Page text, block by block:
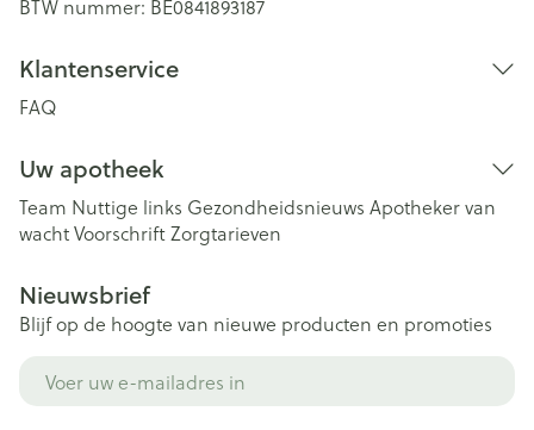
BTW nummer: BE0841893187
Klantenservice
FAQ
Uw apotheek
Team Nuttige links Gezondheidsnieuws Apotheker van
wachtVoorschriftZorgtarieven
Nieuwsbrief
Blijf op de hoogte van nieuwe producten en promoties